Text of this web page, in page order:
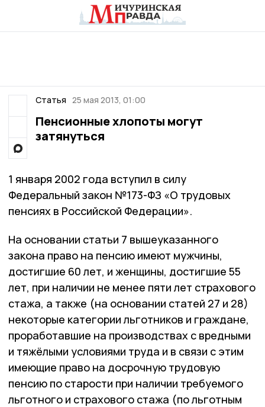
Статья 25 мая 2013, 01:00
Пенсионные хлопоты могут
затянуться
1 января 2002 года вступил в силу
Федеральный закон №173-ФЗ «О трудовых
пенсиях в Российской Федерации».
На основании статьи 7 вышеуказанного
закона право на пенсию имеют мужчины,
достигшие 60 лет, и женщины, достигшие 55
лет, при наличии не менее пяти лет страхового
стажа, а также (на основании статей 27 и 28)
некоторые категории льготников и граждане,
проработавшие на производствах с вредными
и тяжёлыми условиями труда и в связи с этим
имеющие право на досрочную трудовую
пенсию по старости при наличии требуемого
льготного и страхового стажа (по льготным